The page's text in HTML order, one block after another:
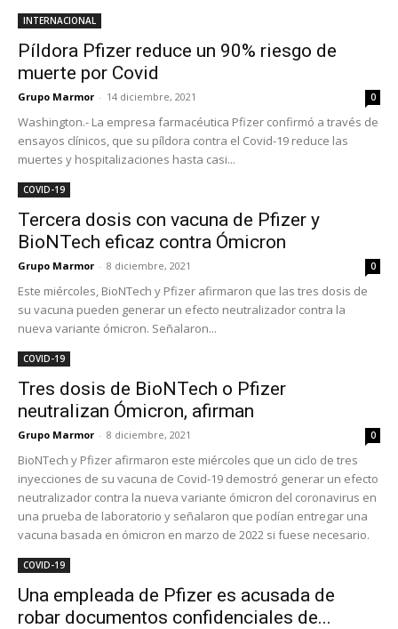
INTERNACIONAL
Píldora Pfizer reduce un 90% riesgo de
muerte por Covid
Grupo Marmor - 14 diciembre, 2021 0
Washington.- La empresa farmacéutica Pfizer confirmó a través de
ensayos clínicos, que su píldora contra el Covid-19 reduce las
muertes y hospitalizaciones hasta casi...
COVID-19
Tercera dosis con vacuna de Pfizer y
BioNTech eficaz contra Ómicron
Grupo Marmor - 8 diciembre, 2021 0
Este miércoles, BioNTech y Pfizer afirmaron que las tres dosis de
su vacuna pueden generar un efecto neutralizador contra la
nueva variante ómicron. Señalaron...
COVID-19
Tres dosis de BioNTech o Pfizer
neutralizan Ómicron, afirman
Grupo Marmor - 8 diciembre, 2021 0
BioNTech y Pfizer afirmaron este miércoles que un ciclo de tres
inyecciones de su vacuna de Covid-19 demostró generar un efecto
neutralizador contra la nueva variante ómicron del coronavirus en
una prueba de laboratorio y señalaron que podían entregar una
vacuna basada en ómicron en marzo de 2022 si fuese necesario.
COVID-19
Una empleada de Pfizer es acusada de
robar documentos confidenciales de...